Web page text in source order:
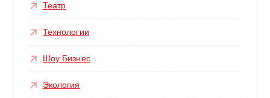
Театр
Технологии
Шоу Бизнес
Экология